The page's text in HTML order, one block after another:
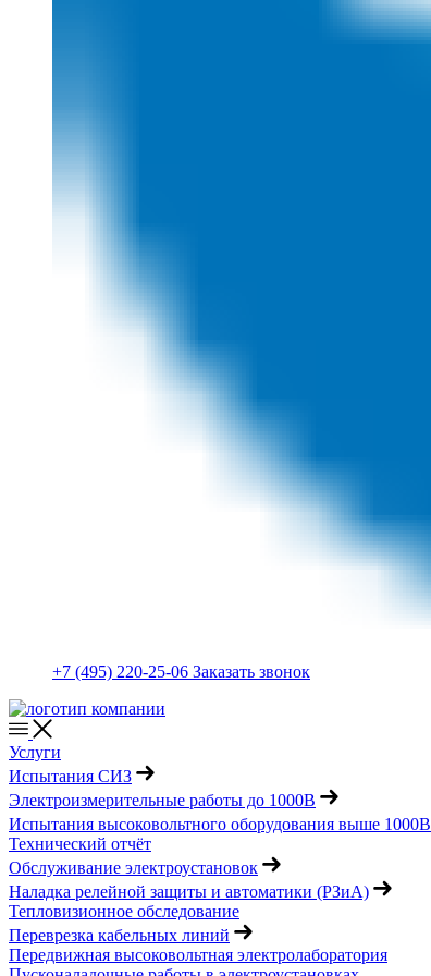
+7 (495) 220-25-06 Заказать звонок
Услуги
Испытания СИЗ
Электроизмерительные работы до 1000В
Испытания высоковольтного оборудования выше 1000В
Технический отчёт
Обслуживание электроустановок
Наладка релейной защиты и автоматики (РЗиА)
Тепловизионное обследование
Переврезка кабельных линий
Передвижная высоковольтная электролаборатория